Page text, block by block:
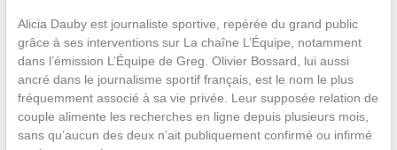
Alicia Dauby est journaliste sportive, repérée du grand public
grâce à ses interventions sur La chaîne L’Équipe, notamment
dans l’émission L’Équipe de Greg. Olivier Bossard, lui aussi
ancré dans le journalisme sportif français, est le nom le plus
fréquemment associé à sa vie privée. Leur supposée relation de
couple alimente les recherches en ligne depuis plusieurs mois,
sans qu’aucun des deux n’ait publiquement confirmé ou infirmé